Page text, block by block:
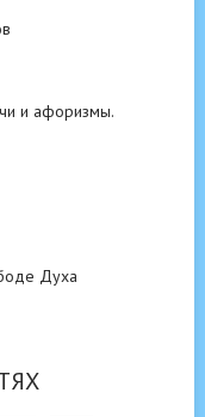
и афоризмы.
Духа